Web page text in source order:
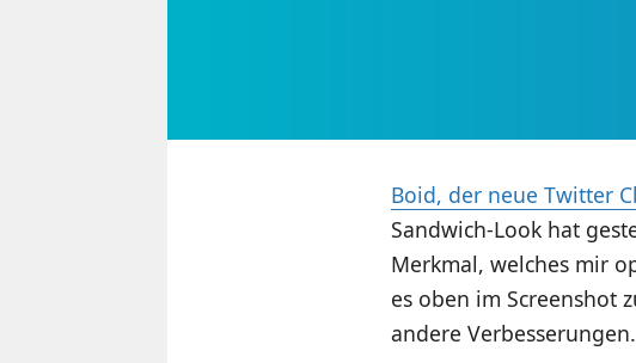
Boid, der neue Twitter
Sandwich-Look hat
Merkmal, welches mir
es oben im Screenshot
andere Verbesserungen.